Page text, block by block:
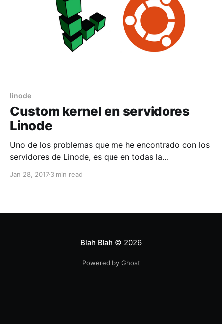
linode
Custom kernel en servidores
Linode
Uno de los problemas que me he encontrado con los
servidores de Linode, es que en todas la
con kernel custom realizado por ellos, los cuales
Jan 28, 20173 min read
Blah Blah © 2026
Powered by Ghost